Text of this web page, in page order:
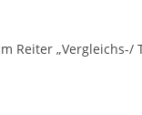
Reiter „Vergleichs-/